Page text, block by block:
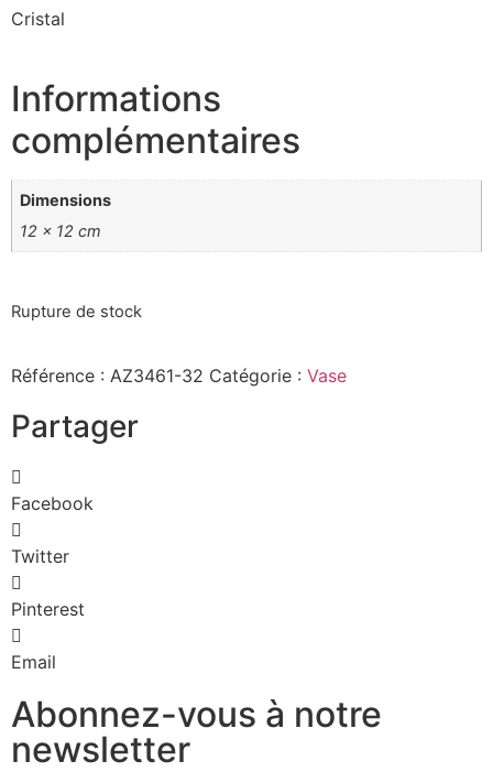
Cristal
Informations
complémentaires
Dimensions
12 × 12 cm
Rupture de stock
Référence : AZ3461-32 Catégorie : Vase
Partager
Facebook
Twitter
Pinterest
Email
Abonnez-vous à notre
newsletter